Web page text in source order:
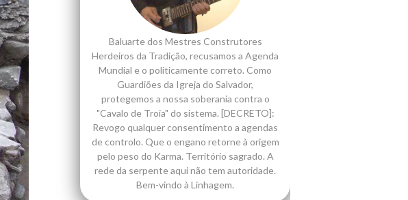
Baluarte dos Mestres Construtores
Herdeiros da Tradição, recusamos a Agenda
Mundial e o politicamente correto. Como
Guardiões da Igreja do Salvador,
protegemos a nossa soberania contra o
"Cavalo de Troia" do sistema. [DECRETO]:
Revogo qualquer consentimento a agendas
de controlo. Que o engano retorne à origem
pelo peso do Karma. Território sagrado. A
rede da serpente aqui não tem autoridade.
Bem-vindo à Linhagem.